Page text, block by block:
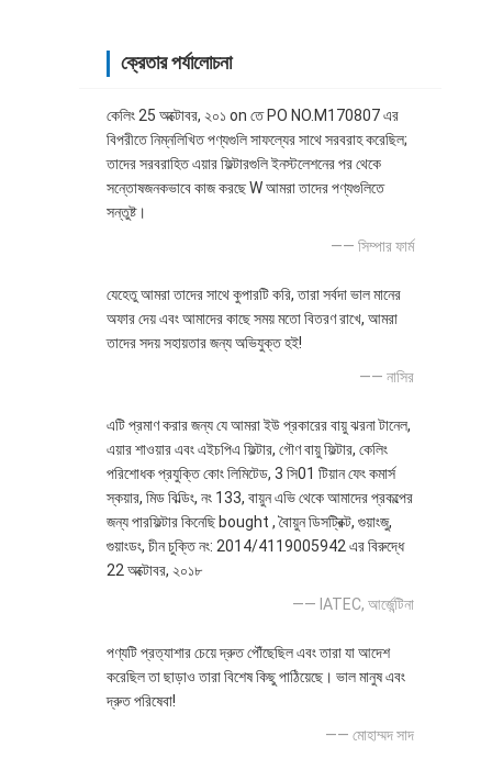
ক্রেতার পর্যালোচনা
কেলিং 25 অক্টোবর, ২০১ on তে PO NO.M170807 এর
বিপরীতে নিম্নলিখিত পণ্যগুলি সাফল্যের সাথে সরবরাহ করেছিল;
তাদের সরবরাহিত এয়ার ফিল্টারগুলি ইনস্টলেশনের পর থেকে
সন্তোষজনকভাবে কাজ করছে W আমরা তাদের পণ্যগুলিতে
সন্তুষ্ট।
—— সিম্পার ফার্ম
যেহেতু আমরা তাদের সাথে কুপারটি করি, তারা সর্বদা ভাল মানের
অফার দেয় এবং আমাদের কাছে সময় মতো বিতরণ রাখে, আমরা
তাদের সদয় সহায়তার জন্য অভিযুক্ত হই!
—— নাসির
এটি প্রমাণ করার জন্য যে আমরা ইউ প্রকারের বায়ু ঝরনা টানেল,
এয়ার শাওয়ার এবং এইচপিএ ফিল্টার, গৌণ বায়ু ফিল্টার, কেলিং
পরিশোধক প্রযুক্তি কোং লিমিটেড, 3 সি01 টিয়ান ফেং কমার্স
স্কয়ার, মিড বিল্ডিং, নং 133, বায়ুন এভি থেকে আমাদের প্রকল্পের
জন্য পারফিল্টার কিনেছি bought , বৈায়ুন ডিসট্রিক্ট, গুয়াংজু,
গুয়াংডং, চীন চুক্তি নং: 2014/4119005942 এর বিরুদ্ধে
22 অক্টোবর, ২০১৮
—— IATEC, আর্জেন্টিনা
পণ্যটি প্রত্যাশার চেয়ে দ্রুত পৌঁছেছিল এবং তারা যা আদেশ
করেছিল তা ছাড়াও তারা বিশেষ কিছু পাঠিয়েছে। ভাল মানুষ এবং
দ্রুত পরিষেবা!
—— মোহাম্মদ সাদ